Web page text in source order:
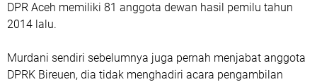
DPR Aceh memiliki 81 anggota dewan hasil pemilu tahun
2014 lalu.
Murdani sendiri sebelumnya juga pernah menjabat anggota
DPRK Bireuen, dia tidak menghadiri acara pengambilan